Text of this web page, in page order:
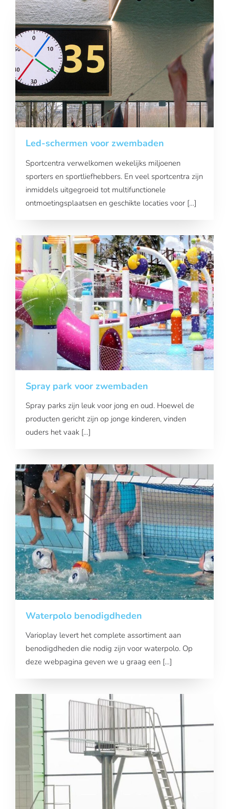
Led-schermen voor zwembaden
Sportcentra verwelkomen wekelijks miljoenen
sporters en sportliefhebbers. En veel sportcentra zijn
inmiddels uitgegroeid tot multifunctionele
ontmoetingsplaatsen en geschikte locaties voor […]
Spray park voor zwembaden
Spray parks zijn leuk voor jong en oud. Hoewel de
producten gericht zijn op jonge kinderen, vinden
ouders het vaak […]
Waterpolo benodigdheden
Varioplay levert het complete assortiment aan
benodigdheden die nodig zijn voor waterpolo. Op
deze webpagina geven we u graag een […]